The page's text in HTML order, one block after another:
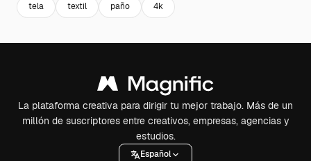
tela textil paño 4k
La plataforma creativa para dirigir tu mejor trabajo. Más de un
millón de suscriptores entre creativos, empresas, agencias y
estudios.
Español